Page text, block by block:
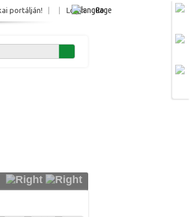
Login Ro
portálján!